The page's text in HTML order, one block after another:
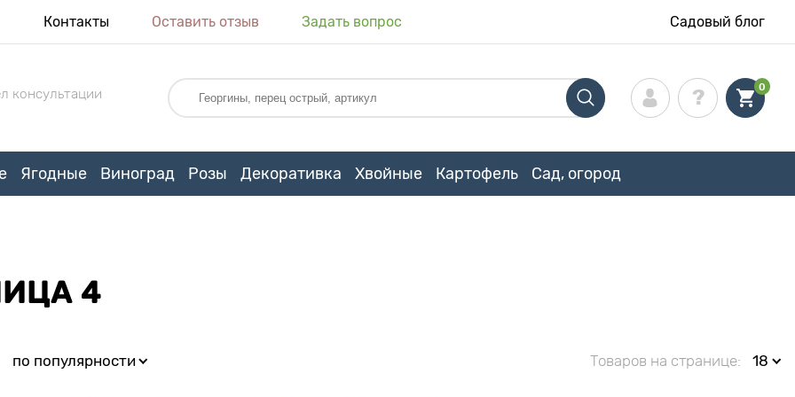
Контакты Оставить отзыв Задать вопрос Садовый блог
консультации 0
Ягодные Виноград Розы Декоративка Хвойные Картофель Сад, огород
4
по популярности Товаров на странице: 18